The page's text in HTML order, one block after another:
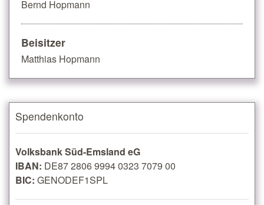
Bernd Hopmann
Beisitzer
Matthias Hopmann
Spendenkonto
Volksbank Süd-Emsland eG
IBAN: DE87 2806 9994 0323 7079 00
BIC: GENODEF1SPL